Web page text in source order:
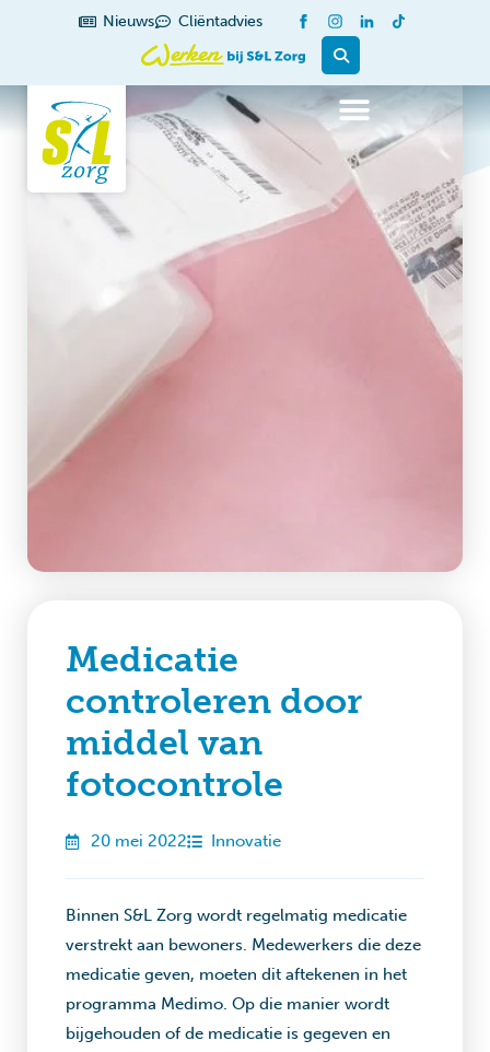
Nieuws Cliëntadvies
Medicatie
controleren door
middel van
fotocontrole
20 mei 2022 Innovatie
Binnen S&L Zorg wordt regelmatig medicatie
verstrekt aan bewoners. Medewerkers die deze
medicatie geven, moeten dit aftekenen in het
programma Medimo. Op die manier wordt
bijgehouden of de medicatie is gegeven en